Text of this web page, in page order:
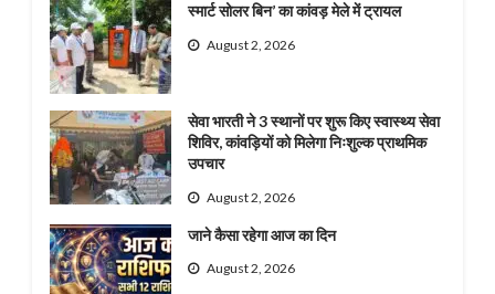
स्मार्ट सोलर बिन’ का कांवड़ मेले में ट्रायल
August 2, 2026
सेवा भारती ने 3 स्थानों पर शुरू किए स्वास्थ्य सेवा
शिविर, कांवड़ियों को मिलेगा निःशुल्क प्राथमिक
उपचार
August 2, 2026
जाने कैसा रहेगा आज का दिन
August 2, 2026